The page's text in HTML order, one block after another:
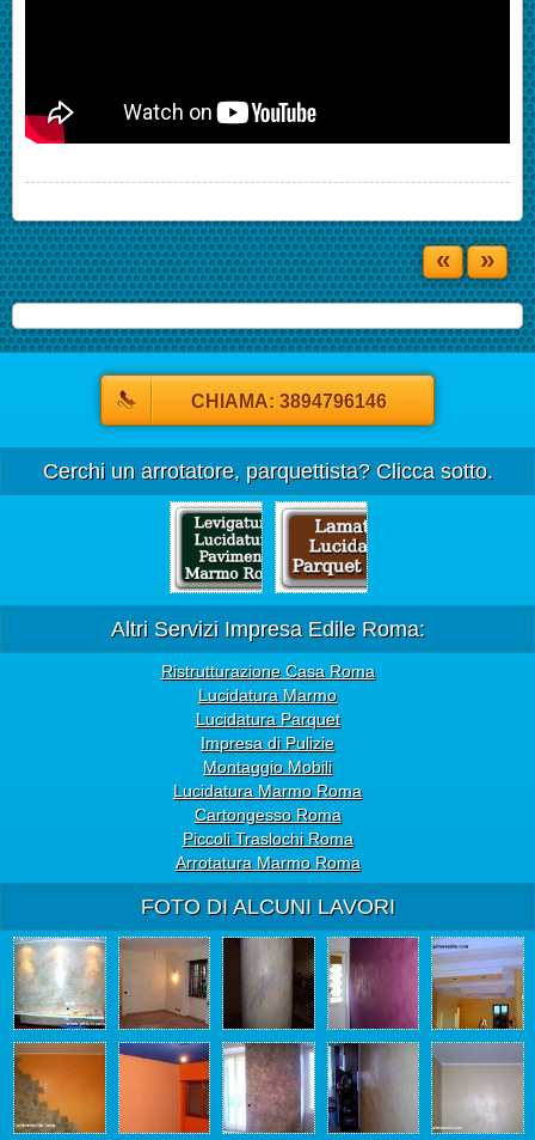
« »
CHIAMA: 3894796146
Cerchi un arrotatore, parquettista? Clicca sotto.
Altri Servizi Impresa Edile Roma:
Ristrutturazione Casa Roma
Lucidatura Marmo
Lucidatura Parquet
Impresa di Pulizie
Montaggio Mobili
Lucidatura Marmo Roma
Cartongesso Roma
Piccoli Traslochi Roma
Arrotatura Marmo Roma
FOTO DI ALCUNI LAVORI